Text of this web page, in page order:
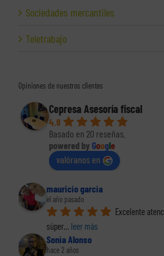
Sociedades mercantiles
Teletrabajo
Opiniones de nuestros clientes
Cepresa Asesoría fiscal
4.8
Basado en 20 reseñas.
powered by Google
valóranos en
mauricio garcia
el año pasado
Excelente
súper... leer más
Sonia Alonso
hace 2 años